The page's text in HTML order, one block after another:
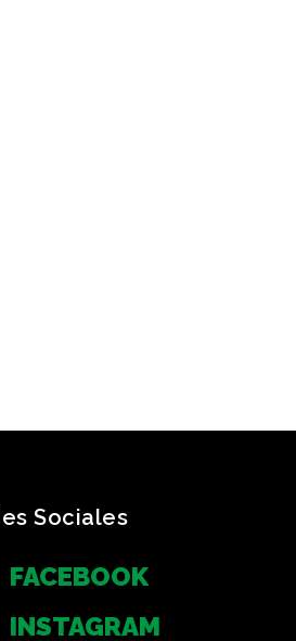
Sociales
FACEBOOK
INSTAGRAM